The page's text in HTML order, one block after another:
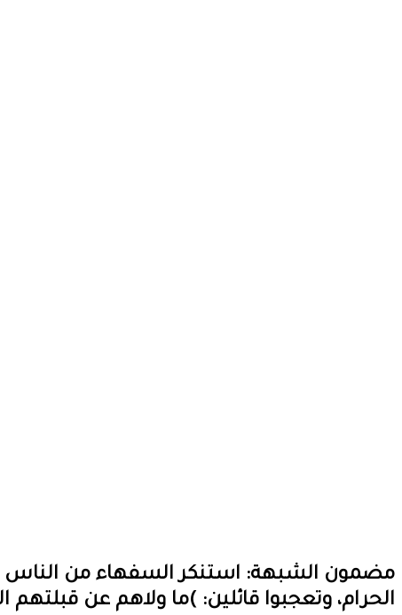
مضمون الشبهة: استنكر السفهاء من الناس -
الحرام، وتعجبوا قائلين: )ما ولاهم عن قبلتهم التي كانوا عليها(